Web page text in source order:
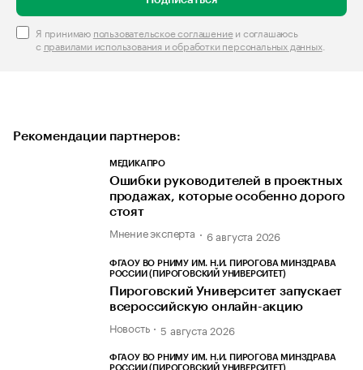
Я принимаю пользовательское соглашениеи соглашаюсь
с правилами использования и обработки персональных данных.
Рекомендации партнеров:
МЕДИКАПРО
Ошибки руководителей в проектных
продажах, которые особенно дорого
стоят
Мнение эксперта 6 августа 2026
ФГАОУ ВО РНИМУ ИМ. Н.И. ПИРОГОВА МИНЗДРАВА
РОССИИ (ПИРОГОВСКИЙ УНИВЕРСИТЕТ)
Пироговский Университет запускает
всероссийскую онлайн-акцию
Новость 5 августа 2026
ФГАОУ ВО РНИМУ ИМ. Н.И. ПИРОГОВА МИНЗДРАВА
РОССИИ (ПИРОГОВСКИЙ УНИВЕРСИТЕТ)